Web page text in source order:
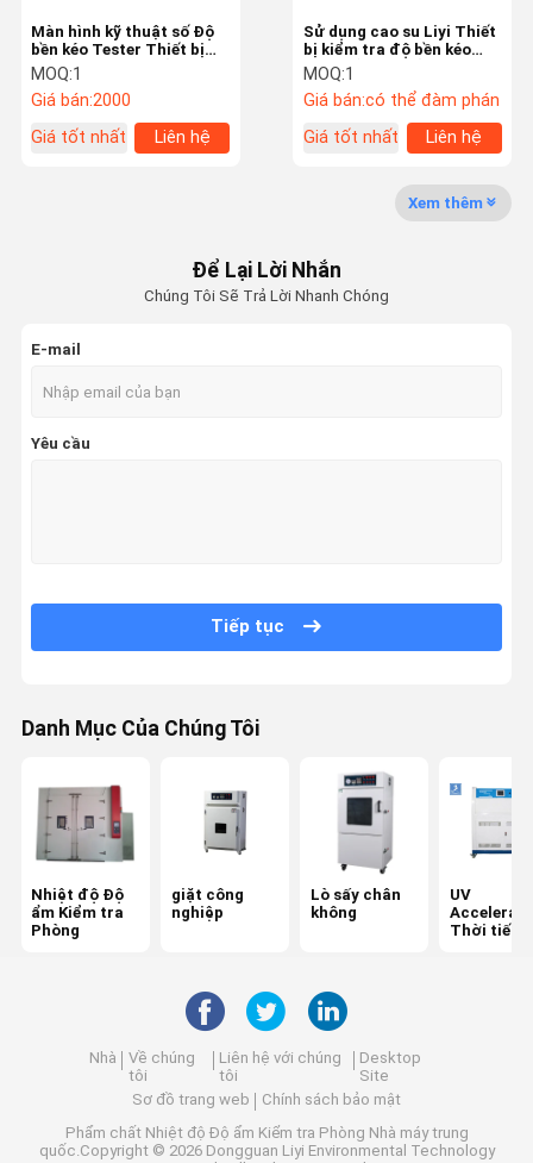
Sử dụng cao su Liyi Thiết
bị kiểm tra độ bền kéo
Máy kiểm tra vỏ
MOQ:1
Giá bán:có thể đàm phán
Giá tốt nhất
Liên hệ
Màn hình kỹ thuật số Độ
bền kéo Tester Thiết bị
kiểm tra độ bền vỏ cho
nhựa cao su
MOQ:1
Giá bán:2000
Giá tốt nhất
Liên hệ
Xem thêm
Để Lại Lời Nhắn
Chúng Tôi Sẽ Trả Lời Nhanh Chóng
E-mail
Yêu cầu
Tiếp tục
Danh Mục Của Chúng Tôi
Nhiệt độ Độ
ẩm Kiểm tra
Phòng
giặt công
nghiệp
Lò sấy chân
không
UV
Thời tiết
Nhà
Về chúng
tôi
Liên hệ với chúng
tôi
Desktop
Site
Sơ đồ trang web
Chính sách bảo mật
Phẩm chất Nhiệt độ Độ ẩm Kiểm tra Phòng Nhà máy trung
quốc.Copyright © 2026 Dongguan Liyi Environmental Technology